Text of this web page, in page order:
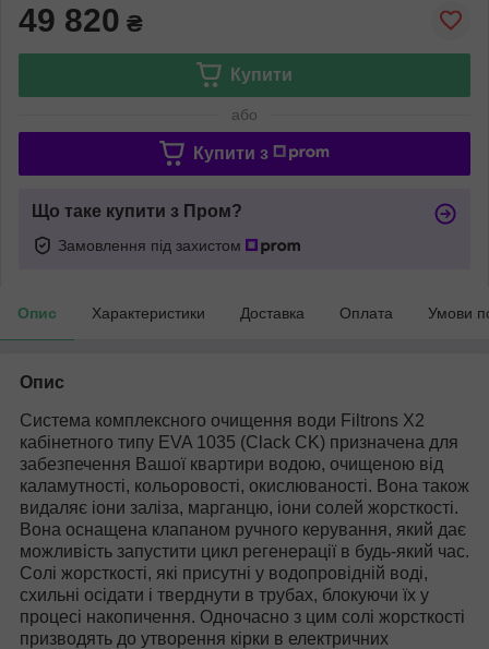
49 820 ₴
Купити
або
Купити з
Що таке купити з Пром?
Замовлення під захистом
Опис Характеристики Доставка Оплата Умови
Опис
Система комплексного очищення води Filtrons X2
кабінетного типу EVA 1035 (Clack CK) призначена для
забезпечення Вашої квартири водою, очищеною від
каламутності, кольоровості, окислюваності. Вона також
видаляє іони заліза, марганцю, іони солей жорсткості.
Вона оснащена клапаном ручного керування, який дає
можливість запустити цикл регенерації в будь-який час.
Солі жорсткості, які присутні у водопровідній воді,
схильні осідати і тверднути в трубах, блокуючи їх у
процесі накопичення. Одночасно з цим солі жорсткості
призводять до утворення кірки в електричних